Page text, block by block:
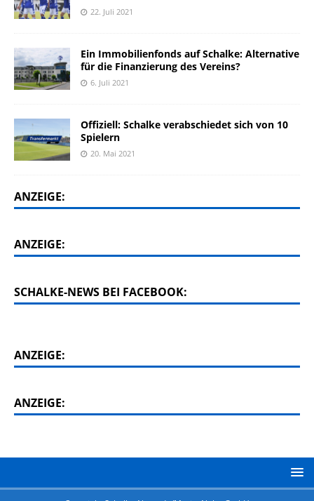
22. Juli 2021
Ein Immobilienfonds auf Schalke: Alternative
für die Finanzierung des Vereins?
6. Juli 2021
Offiziell: Schalke verabschiedet sich von 10
Spielern
20. Mai 2021
ANZEIGE:
ANZEIGE:
SCHALKE-NEWS BEI FACEBOOK:
ANZEIGE:
ANZEIGE: